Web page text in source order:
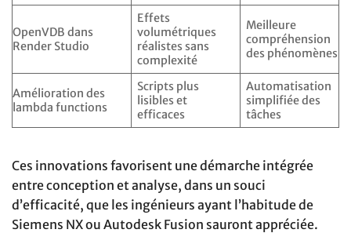
OpenVDB dans
Render Studio
Effets
volumétriques
réalistes sans
complexité
Meilleure
compréhension
des phénomènes
Amélioration des
lambda functions
Scripts plus
lisibles et
efficaces
Automatisation
simplifiée des
tâches
Ces innovations favorisent une démarche intégrée
entre conception et analyse, dans un souci
d’efficacité, que les ingénieurs ayant l’habitude de
Siemens NX ou Autodesk Fusion sauront appréciée.